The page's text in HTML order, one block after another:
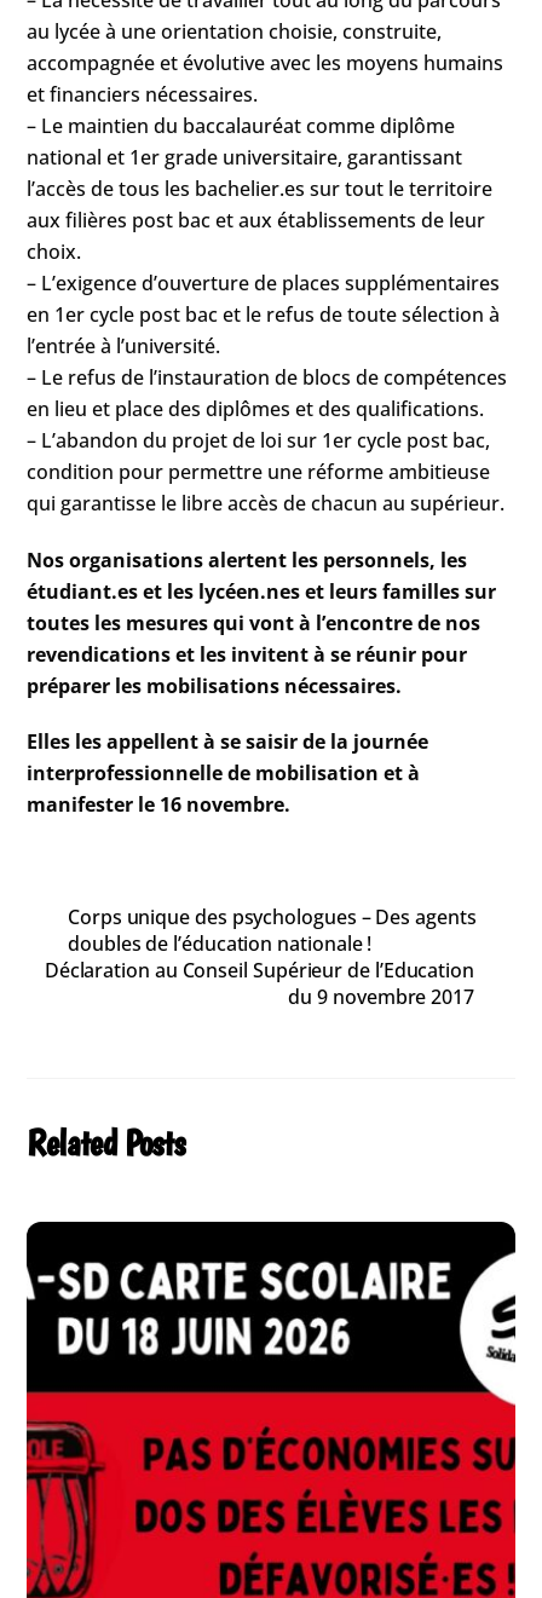
au lycée à une orientation choisie, construite,
accompagnée et évolutive avec les moyens humains
et financiers nécessaires.
– Le maintien du baccalauréat comme diplôme
national et 1er grade universitaire, garantissant
l’accès de tous les bachelier.es sur tout le territoire
aux filières post bac et aux établissements de leur
choix.
– L’exigence d’ouverture de places supplémentaires
en 1er cycle post bac et le refus de toute sélection à
l’entrée à l’université.
– Le refus de l’instauration de blocs de compétences
en lieu et place des diplômes et des qualifications.
– L’abandon du projet de loi sur 1er cycle post bac,
condition pour permettre une réforme ambitieuse
qui garantisse le libre accès de chacun au supérieur.
Nos organisations alertent les personnels, les
étudiant.es et les lycéen.nes et leurs familles sur
toutes les mesures qui vont à l’encontre de nos
revendications et les invitent à se réunir pour
préparer les mobilisations nécessaires.
Elles les appellent à se saisir de la journée
interprofessionnelle de mobilisation et à
manifester le 16 novembre.
Corps unique des psychologues – Des agents
doubles de l’éducation nationale !
Déclaration au Conseil Supérieur de l’Education
du 9 novembre 2017
Related Posts